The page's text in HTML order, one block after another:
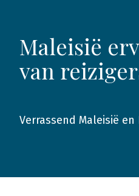
Maleisië
van
2012
Verrassend Maleisië en